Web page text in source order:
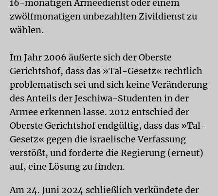
16-monatigen Armeedienst oder einem
zwölfmonatigen unbezahlten Zivildienst zu
wählen.
Im Jahr 2006 äußerte sich der Oberste
Gerichtshof, dass das »Tal-Gesetz« rechtlich
problematisch sei und sich keine Veränderung
des Anteils der Jeschiwa-Studenten in der
Armee erkennen lasse. 2012 entschied der
Oberste Gerichtshof endgültig, dass das »Tal-
Gesetz« gegen die israelische Verfassung
verstößt, und forderte die Regierung (erneut)
auf, eine Lösung zu finden.
Am 24. Juni 2024 schließlich verkündete der